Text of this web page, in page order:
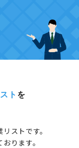
ト を
ストです。
ります。